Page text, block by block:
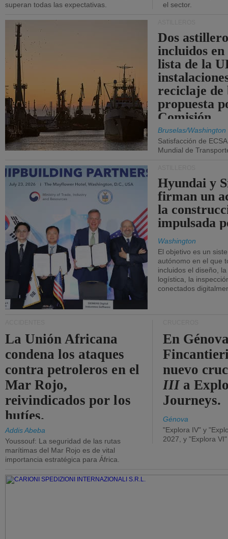
superan todas las expectativas.
el sector.
Dos
incluidos
lista de la
reciclaje de
propuesta
Comisión.
Bruselas/Washington
Satisfacción de
Mundial de
Hyundai y
firman un
la
impulsada
Washington
El objetivo es un
autónomo en el que
incluidos el diseño,
logística, la
conectados
La Unión Africana
condena los ataques
contra petroleros en el
Mar Rojo,
reivindicados por los
hutíes.
Addis Abeba
Youssouf: La seguridad de las rutas
marítimas del Mar Rojo es de vital
importancia estratégica para África.
En
nuevo
III a
Journeys.
Génova
"Explora IV" y
2027, y "Explora